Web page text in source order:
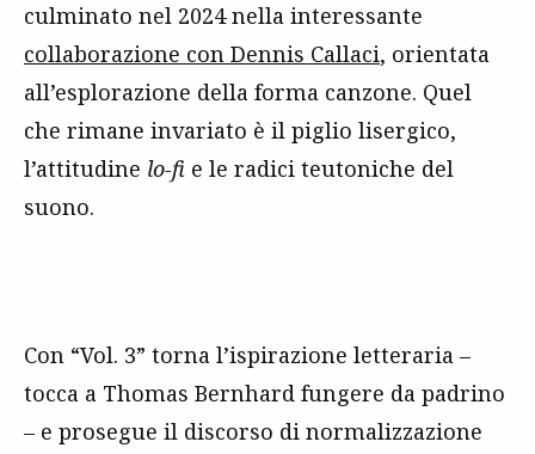
culminato nel 2024 nella interessante
collaborazione con Dennis Callaci, orientata
all’esplorazione della forma canzone. Quel
che rimane invariato è il piglio lisergico,
l’attitudine lo-fi e le radici teutoniche del
suono.
Con “Vol. 3” torna l’ispirazione letteraria –
tocca a Thomas Bernhard fungere da padrino
– e prosegue il discorso di normalizzazione